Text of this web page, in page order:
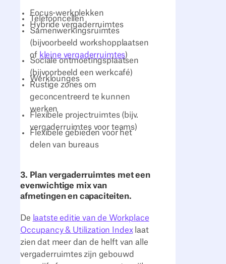
Focus-werkplekken
Telefooncellen
Hybride vergaderruimtes
Samenwerkingsruimtes
(bijvoorbeeld workshopplaatsen
of kleine vergaderruimtes)
Sociale ontmoetingsplaatsen
(bijvoorbeeld een werkcafé)
Werklounges
Rustige zones om
geconcentreerd te kunnen
werken
Flexibele projectruimtes (bijv.
vergaderruimtes voor teams)
Flexibele gebieden voor het
delen van bureaus
3. Plan vergaderruimtes met een
evenwichtige mix van
afmetingen en capaciteiten.
De laatste editie van de Workplace
Occupancy & Utilization Indexlaat
zien dat meer dan de helft van alle
vergaderruimtes zijn gebouwd